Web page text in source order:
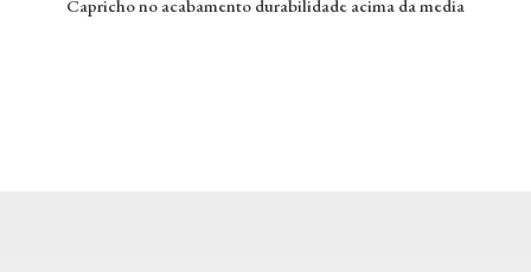
Capricho no acabamento durabilidade acima da media